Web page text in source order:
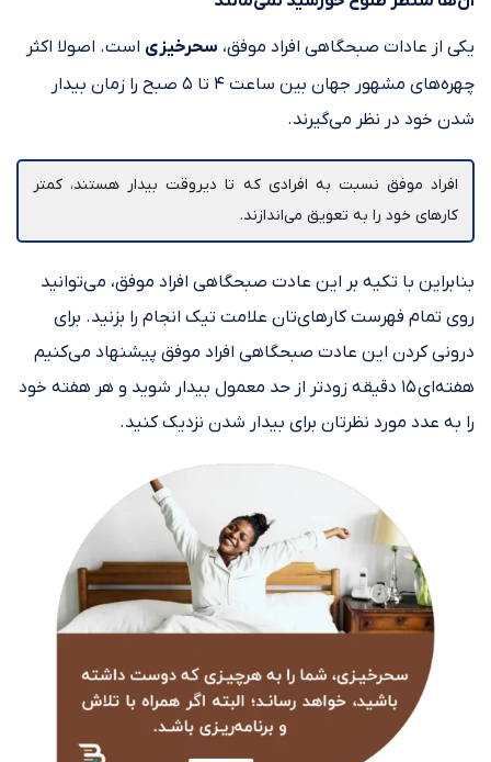
یکی از عادات صبحگاهی افراد موفق، سحرخیزی است. اصولا اکثر
چهره‌های مشهور جهان بین ساعت ۴ تا ۵ صبح را زمان بیدار
شدن خود در نظر می‌گیرند.
افراد موفق نسبت به افرادی که تا دیروقت بیدار هستند، کمتر
کارهای خود را به تعویق می‌اندازند.
بنابراین با تکیه بر این عادت صبحگاهی افراد موفق، می‌توانید
روی تمام فهرست کارهای‌تان علامت تیک انجام را بزنید. برای
درونی کردن این عادت صبحگاهی افراد موفق پیشنهاد می‌کنیم
هفته‌ای ۱۵ دقیقه زودتر از حد معمول بیدار شوید و هر هفته خود
را به عدد مورد نظرتان برای بیدار شدن نزدیک کنید.